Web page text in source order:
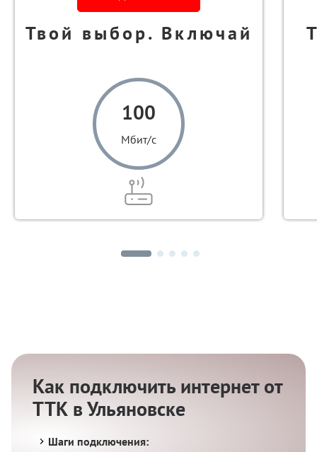
Твой выбор. Включай
100
Мбит/с
Как подключить интернет от
ТТК в Ульяновске
Шаги подключения: